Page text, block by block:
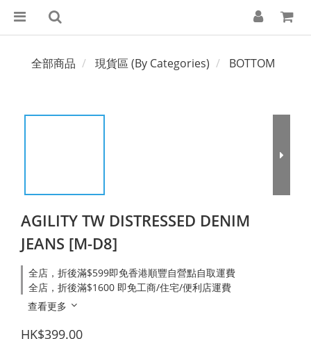
全部商品 現貨區 (By Categories) BOTTOM
AGILITY TW DISTRESSED DENIM
JEANS [M-D8]
全店，折後滿$599即免香港順豐自營點自取運費
全店，折後滿$1600 即免工商/住宅/便利店運費
查看更多
HK$399.00